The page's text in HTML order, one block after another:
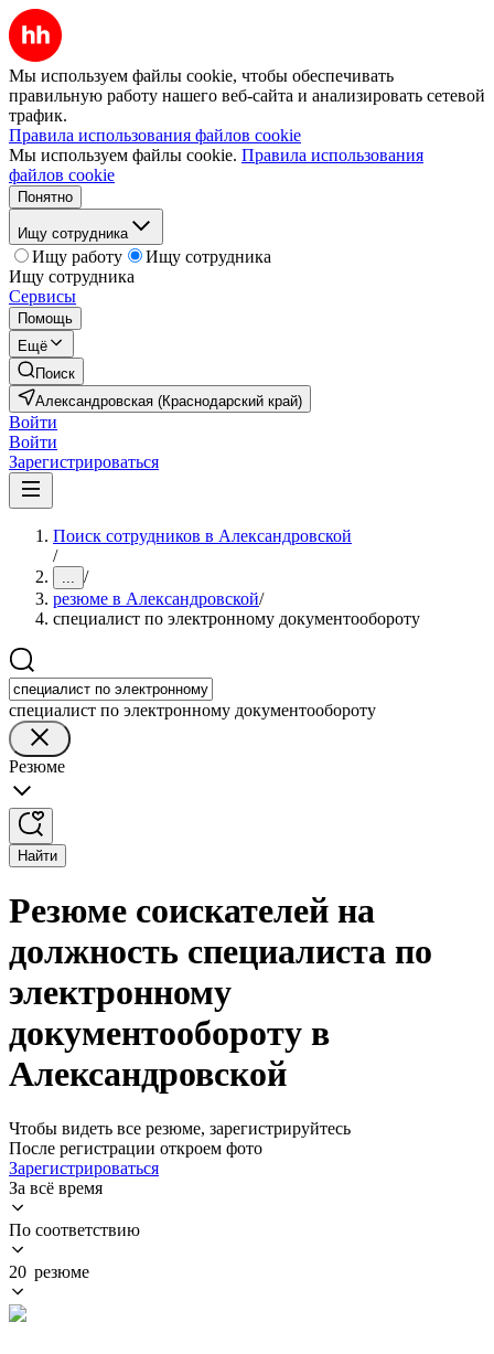
Мы используем файлы cookie, чтобы обеспечивать
правильную работу нашего веб-сайта и анализировать сетевой
трафик.
Правила использования файлов cookie
Мы используем файлы cookie. Правила использования
файлов cookie
Понятно
Ищу сотрудника
Ищу работу
Ищу сотрудника
Ищу сотрудника
Сервисы
Помощь
Ещё
Поиск
Александровская (Краснодарский край)
Войти
Войти
Зарегистрироваться
Поиск сотрудников в Александровской
/
... /
резюме в Александровской/
специалист по электронному документообороту
специалист по электронному документообороту
Резюме
Найти
Резюме соискателей на
должность специалиста по
электронному
документообороту в
Александровской
Чтобы видеть все резюме, зарегистрируйтесь
После регистрации откроем фото
Зарегистрироваться
За всё время
По соответствию
20 резюме